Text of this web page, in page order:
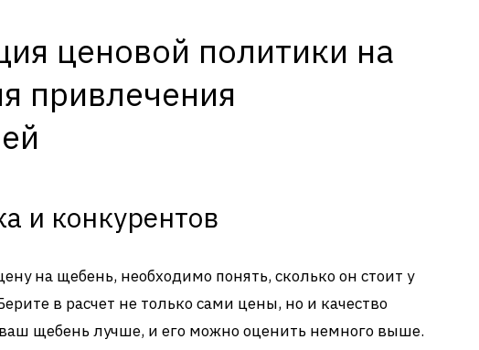
ценовой политики на
привлечения
и конкурентов
на щебень, необходимо понять, сколько он стоит у
в расчет не только сами цены, но и качество
щебень лучше, и его можно оценить немного выше.